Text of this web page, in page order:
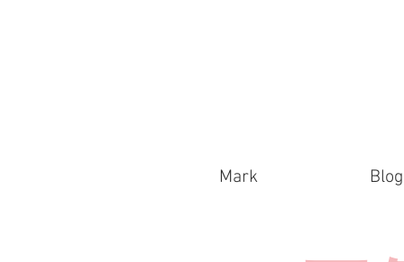
Mark Blog